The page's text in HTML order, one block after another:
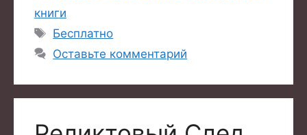
книги
Метки
Бесплатно
Оставьте комментарий
Товар добавлен в корзину.